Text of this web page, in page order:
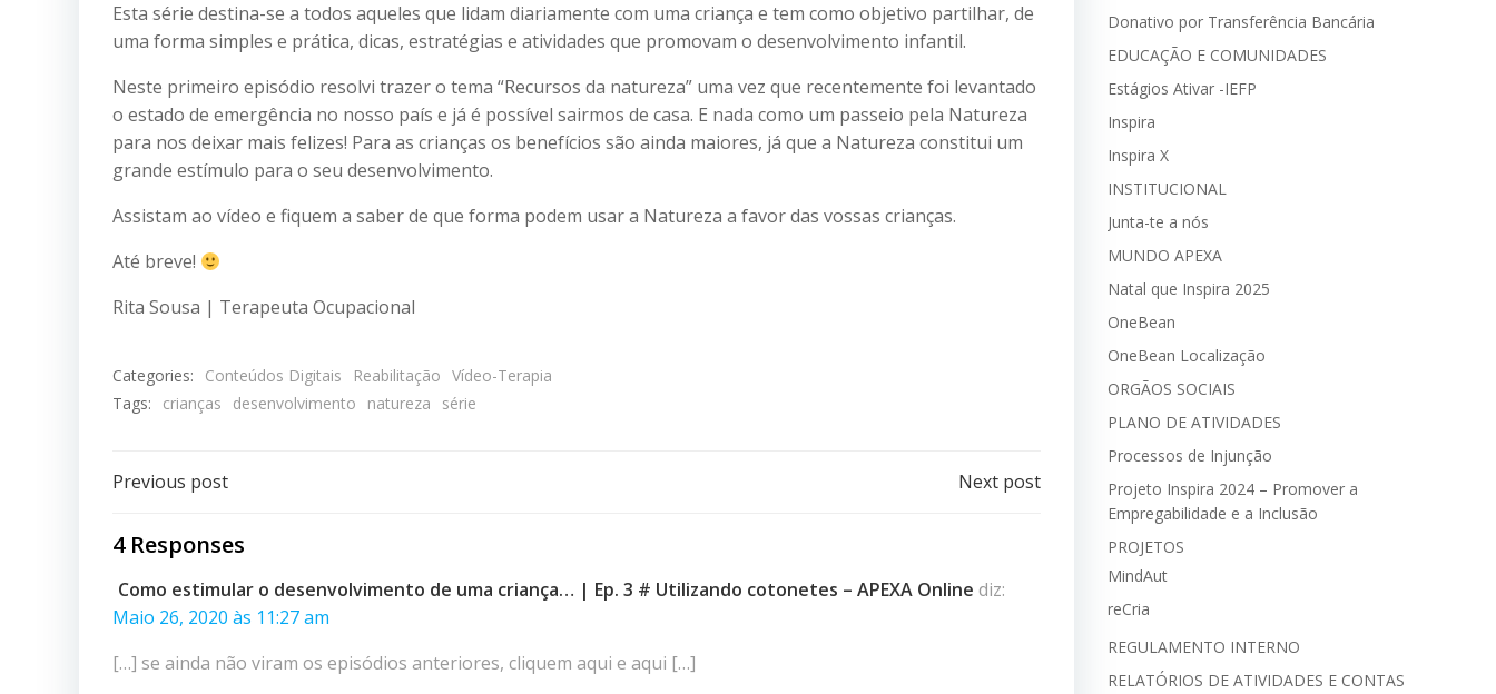
Esta série destina-se a todos aqueles que lidam diariamente com uma criança e tem como objetivo partilhar, de
uma forma simples e prática, dicas, estratégias e atividades que promovam o desenvolvimento infantil.
Neste primeiro episódio resolvi trazer o tema “Recursos da natureza” uma vez que recentemente foi levantado
o estado de emergência no nosso país e já é possível sairmos de casa. E nada como um passeio pela Natureza
para nos deixar mais felizes! Para as crianças os benefícios são ainda maiores, já que a Natureza constitui um
grande estímulo para o seu desenvolvimento.
Assistam ao vídeo e fiquem a saber de que forma podem usar a Natureza a favor das vossas crianças.
Até breve!
Rita Sousa | Terapeuta Ocupacional
Categories: Conteúdos Digitais Reabilitação Vídeo-Terapia
Tags:
crianças desenvolvimento natureza série
Post
navigation
Previous post Next post
4 Responses
Como estimular o desenvolvimento de uma criança… | Ep. 3 # Utilizando cotonetes – APEXA Online diz:
Maio 26, 2020 às 11:27 am
[…] se ainda não viram os episódios anteriores, cliquem aqui e aqui […]
Donativo por Transferência Bancária
EDUCAÇÃO E COMUNIDADES
Estágios Ativar -IEFP
Inspira
Inspira X
INSTITUCIONAL
Junta-te a nós
MUNDO APEXA
Natal que Inspira 2025
OneBean
OneBean Localização
ORGÃOS SOCIAIS
PLANO DE ATIVIDADES
Processos de Injunção
Projeto Inspira 2024 – Promover a
Empregabilidade e a Inclusão
PROJETOS
MindAut
reCria
REGULAMENTO INTERNO
RELATÓRIOS DE ATIVIDADES E CONTAS